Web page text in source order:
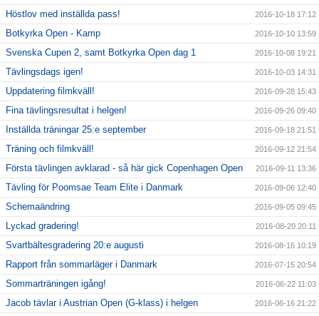
Höstlov med inställda pass! 2016-10-18 17:12
Botkyrka Open - Kamp 2016-10-10 13:59
Svenska Cupen 2, samt Botkyrka Open dag 1 2016-10-08 19:21
Tävlingsdags igen! 2016-10-03 14:31
Uppdatering filmkväll! 2016-09-28 15:43
Fina tävlingsresultat i helgen! 2016-09-26 09:40
Inställda träningar 25:e september 2016-09-18 21:51
Träning och filmkväll! 2016-09-12 21:54
Första tävlingen avklarad - så här gick Copenhagen Open 2016-09-11 13:36
Tävling för Poomsae Team Elite i Danmark 2016-09-06 12:40
Schemaändring 2016-09-05 09:45
Lyckad gradering! 2016-08-20 20:11
Svartbältesgradering 20:e augusti 2016-08-16 10:19
Rapport från sommarläger i Danmark 2016-07-15 20:54
Sommarträningen igång! 2016-06-22 11:03
Jacob tävlar i Austrian Open (G-klass) i helgen 2016-06-16 21:22